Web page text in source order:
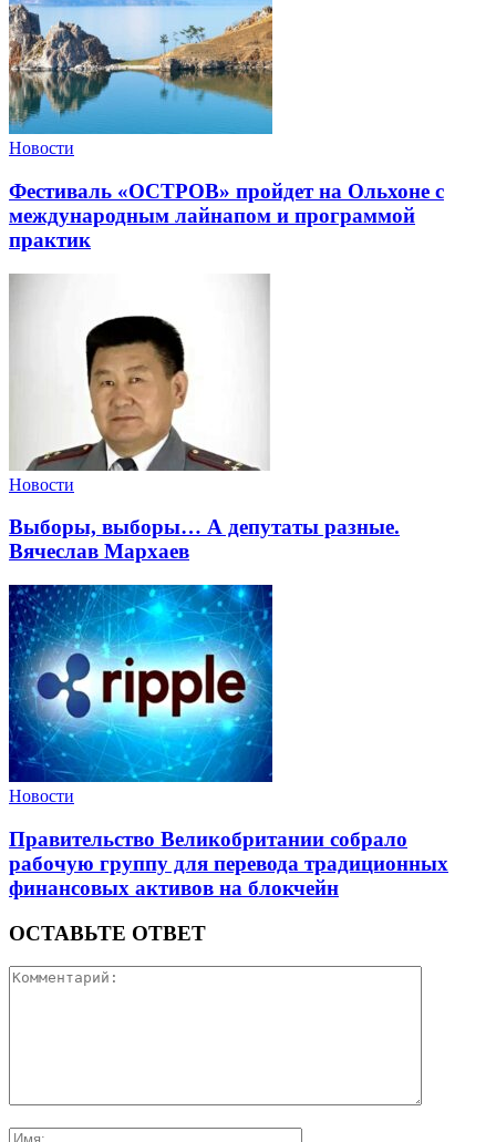
Новости
Фестиваль «ОСТРОВ» пройдет на Ольхоне с
международным лайнапом и программой
практик
Новости
Выборы, выборы… А депутаты разные.
Вячеслав Мархаев
Новости
Правительство Великобритании собрало
рабочую группу для перевода традиционных
финансовых активов на блокчейн
ОСТАВЬТЕ ОТВЕТ